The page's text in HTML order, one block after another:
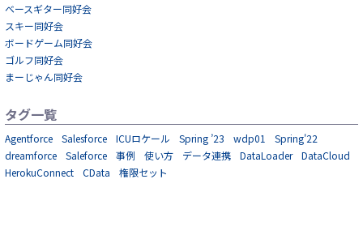
ベースギター同好会
スキー同好会
ボードゲーム同好会
ゴルフ同好会
まーじゃん同好会
タグ一覧
Agentforce Salesforce ICUロケール Spring ’23 wdp01
Spring'22
dreamforce
Saleforce 事例 使い方 データ連携 DataLoader
DataCloud
HerokuConnect
CData 権限セット